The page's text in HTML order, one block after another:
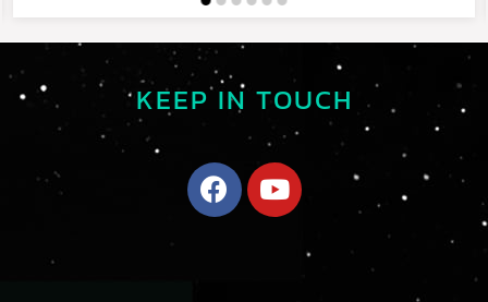
KEEP IN TOUCH